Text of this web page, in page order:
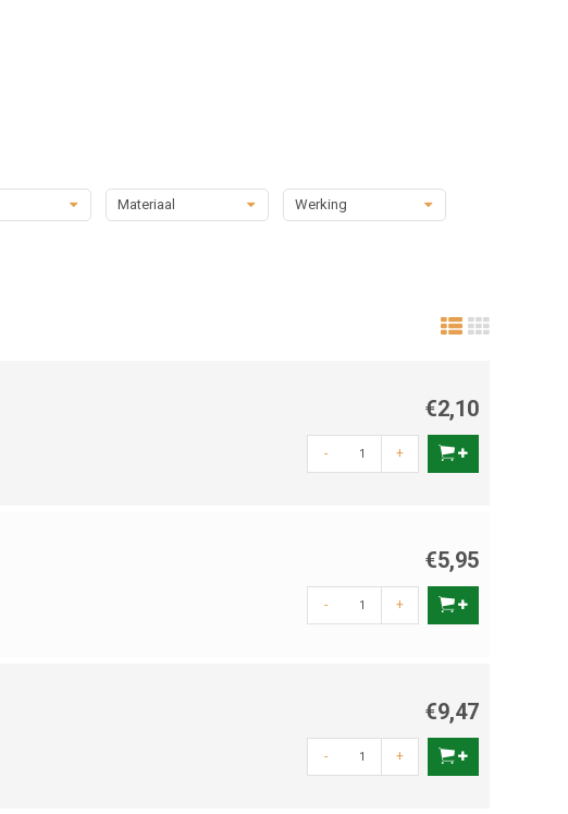
Materiaal Werking
€2,10
- +
€5,95
- +
€9,47
- +